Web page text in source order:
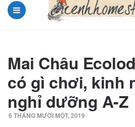
Mai Châu
có gì chơi, kinh
nghỉ dưỡng A-Z
6 THÁNG MƯỜI MỘT, 2019